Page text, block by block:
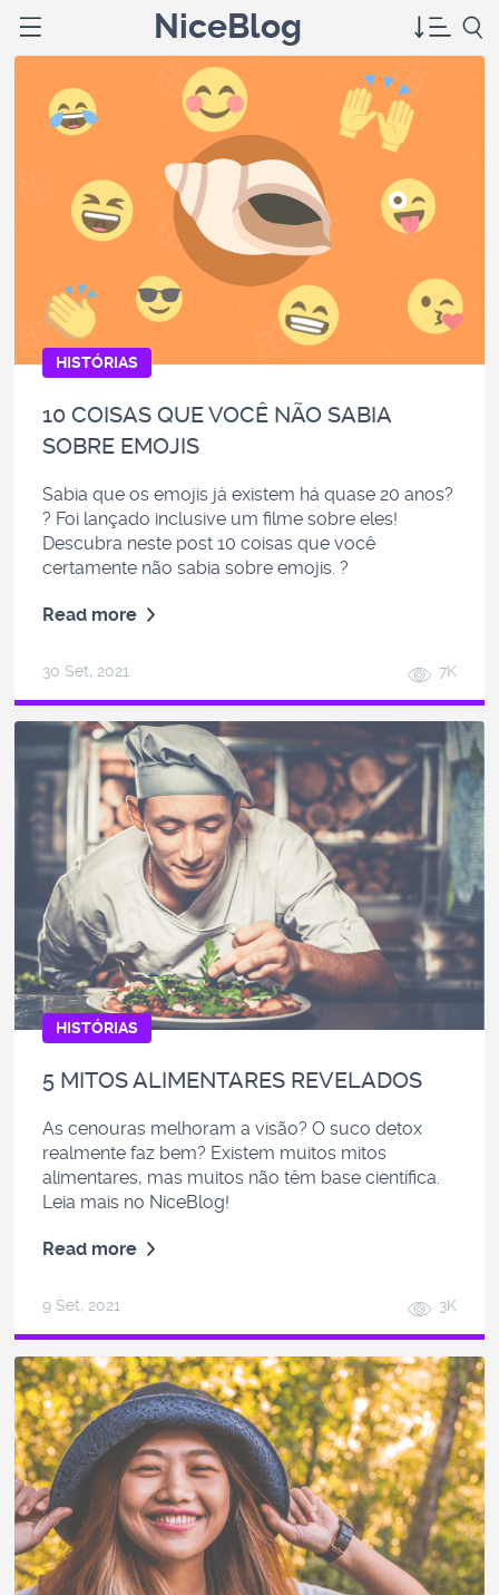
NiceBlog
HISTÓRIAS
10 COISAS QUE VOCÊ NÃO SABIA
SOBRE EMOJIS
Sabia que os emojis já existem há quase 20 anos?
? Foi lançado inclusive um filme sobre eles!
Descubra neste post 10 coisas que você
certamente não sabia sobre emojis. ?
Read more
30 Set, 2021 7K
HISTÓRIAS
5 MITOS ALIMENTARES REVELADOS
As cenouras melhoram a visão? O suco detox
realmente faz bem? Existem muitos mitos
alimentares, mas muitos não têm base científica.
Leia mais no NiceBlog!
Read more
9 Set, 2021 3K